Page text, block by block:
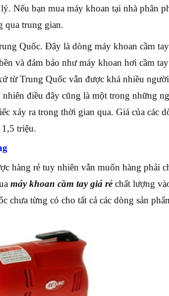
Nếu bạn mua máy khoan tại nhà phân
qua trung gian.
Quốc. Đây là dòng máy khoan cầm
và đảm bảo như máy khoan hơi cầm
từ Trung Quốc vẫn được khá nhiều
điều đây cũng là một trong những
xảy ra trong thời gian qua. Giá của các
triệu.
hàng rẻ tuy nhiên vẫn muốn hàng phải
máy khoan cầm tay giá rẻchất lượng
chưa từng có cho tất cả các dòng sản